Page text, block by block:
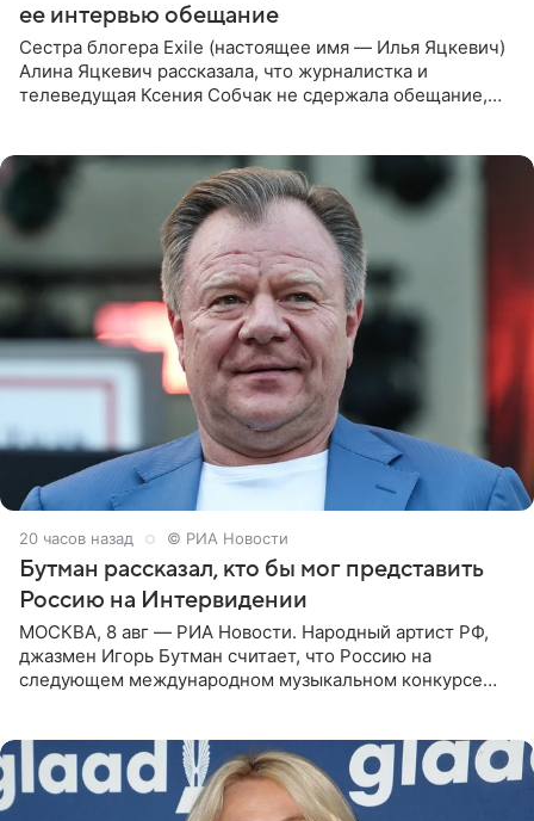
ее интервью обещание
Сестра блогера Exile (настоящее имя — Илья Яцкевич)
Алина Яцкевич рассказала, что журналистка и
телеведущая Ксения Собчак не сдержала обещание,
20 часов назад © РИА Новости
Бутман рассказал, кто бы мог представить
Россию на Интервидении
МОСКВА, 8 авг — РИА Новости. Народный артист РФ,
джазмен Игорь Бутман считает, что Россию на
следующем международном музыкальном конкурсе